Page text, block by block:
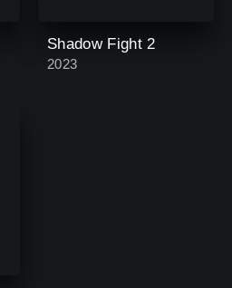
Shadow Fight 2
2023